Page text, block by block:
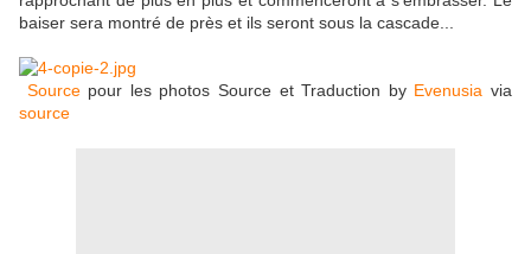
baiser sera montré de près et ils seront sous la cascade...
Sourcepour les photos Source et Traduction by Evenusia via
source